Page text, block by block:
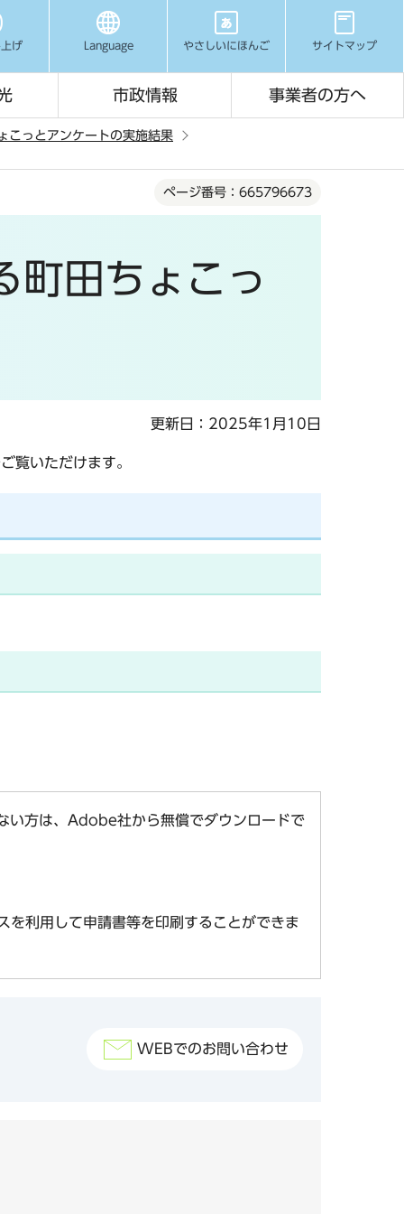
げ Language やさしいにほんご サイトマップ
市政情報 事業者の方へ
こっとアンケートの実施結果
ページ番号：665796673
町田ちょこっ
更新日：2025年1月10日
覧いただけます。
方は、Adobe社から無償でダウンロードで
を利用して申請書等を印刷することができま
WEBでのお問い合わせ